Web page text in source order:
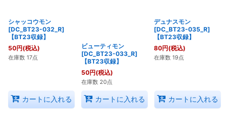
シャッコウモン
[DC_BT23-032_R]
【BT23収録】
カートに入れる
ビューティモン
[DC_BT23-033_R]
【BT23収録】
50円(税込)
在庫数 20点
カートに入れる
デュナスモン
[DC_BT23-035_R]
【BT23収録】
カートに入れる